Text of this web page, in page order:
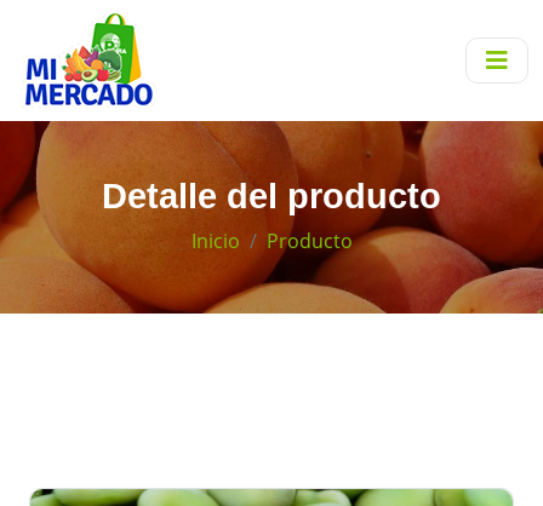
Detalle del producto
Inicio Producto